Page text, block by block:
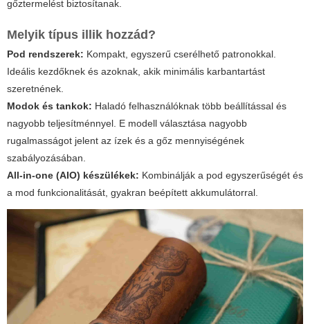
gőztermelést biztosítanak.
Melyik típus illik hozzád?
Pod rendszerek: Kompakt, egyszerű cserélhető patronokkal.
Ideális kezdőknek és azoknak, akik minimális karbantartást
szeretnének.
Modok és tankok: Haladó felhasználóknak több beállítással és
nagyobb teljesítménnyel. E modell választása nagyobb
rugalmasságot jelent az ízek és a gőz mennyiségének
szabályozásában.
All-in-one (AIO) készülékek: Kombinálják a pod egyszerűségét és
a mod funkcionalitását, gyakran beépített akkumulátorral.